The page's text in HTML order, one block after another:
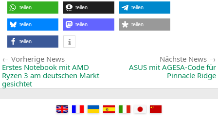
teilen teilen teilen
teilen teilen teilen
teilen
Beitragsnavigation
Vorherige NewsVorherige
News:
Erstes Notebook mit AMD
Ryzen 3 am deutschen Markt
gesichtet
Nächste News
ASUS mit AGESA-Code für
Pinnacle Ridge